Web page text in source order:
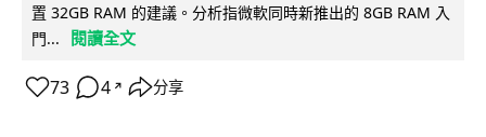
置 32GB RAM 的建議。分析指微軟同時新推出的 8GB RAM 入
門...
閱讀全文
73 4 ↗ 分享